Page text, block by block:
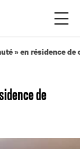
» en résidence
de